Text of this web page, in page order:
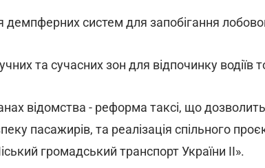
демпферних систем для запобігання
та сучасних зон для відпочинку водіїв
відомства - реформа таксі, що дозволить
пасажирів, та реалізація спільного
громадський транспорт України ІІ».